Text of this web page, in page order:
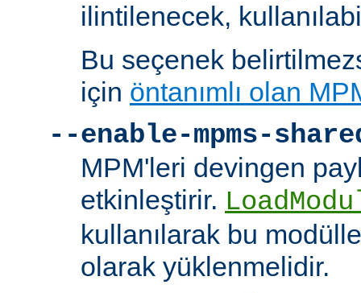
ilintilenecek,
Bu seçenek
için öntanımlı olan
--enable-mpms-
MPM'leri devingen
etkinleştirir.
kullanılarak bu
olarak yüklenmelidir.